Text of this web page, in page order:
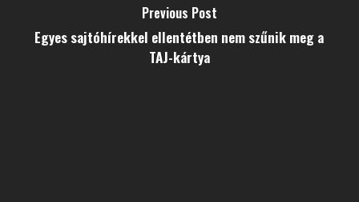
Previous Post
Egyes sajtóhírekkel ellentétben nem szűnik meg a
TAJ-kártya